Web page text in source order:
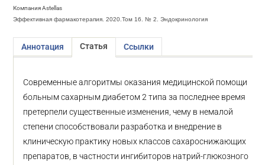
Компания Astellas
Эффективная фармакотерапия. 2020.Том 16. № 2. Эндокринология
Аннотация Статья Ссылки
Современные алгоритмы оказания медицинской помощи
больным сахарным диабетом 2 типа за последнее время
претерпели существенные изменения, чему в немалой
степени способствовали разработка и внедрение в
клиническую практику новых классов сахароснижающих
препаратов, в частности ингибиторов натрий-глюкозного